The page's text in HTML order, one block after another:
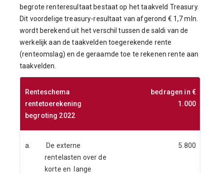
begrote renteresultaat bestaat op het taakveld Treasury.
Dit voordelige treasury-resultaat van afgerond € 1,7 mln.
wordt berekend uit het verschil tussen de saldi van de
werkelijk aan de taakvelden toegerekende rente
(renteomslag) en de geraamde toe te rekenen rente aan
taakvelden.
Renteschema
rentetoerekening
begroting 2022
bedragen in €
1.000
a.
De externe
rentelasten over de
korte en lange
5.800